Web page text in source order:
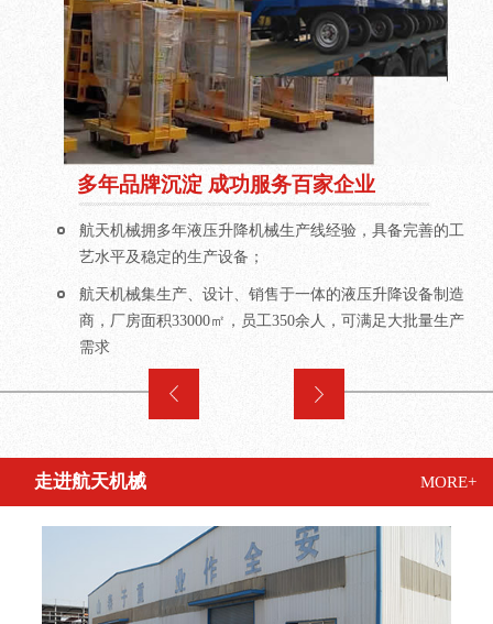
多年品牌沉淀 成功服务百家企业
航天机械拥多年液压升降机械生产线经验，具备完善的工
艺水平及稳定的生产设备；
航天机械集生产、设计、销售于一体的液压升降设备制造
商，厂房面积33000㎡，员工350余人，可满足大批量生产
需求
走进航天机械 MORE+